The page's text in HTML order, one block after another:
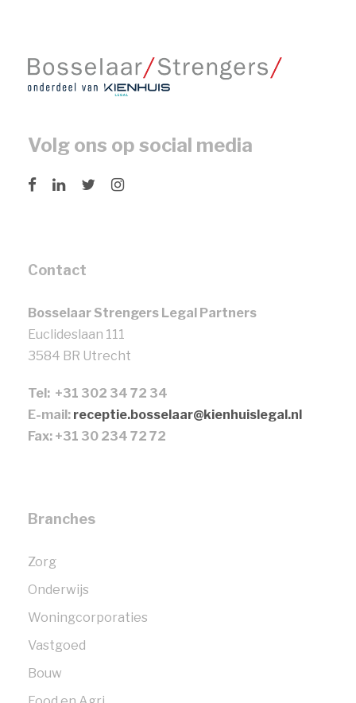
Volg ons op social media
Contact
Bosselaar Strengers Legal Partners
Euclideslaan 111
3584 BR Utrecht
Tel: +31 302 34 72 34
E-mail: receptie.bosselaar@kienhuislegal.nl
Fax: +31 30 234 72 72
Branches
Zorg
Onderwijs
Woningcorporaties
Vastgoed
Bouw